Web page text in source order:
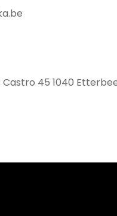
Castro 45 1040